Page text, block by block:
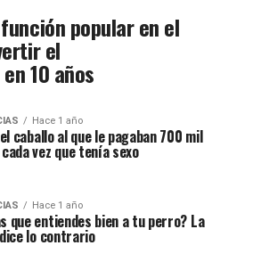
popular en el
el
10 años
Hace 1 año
caballo al que le pagaban 700 mil
vez que tenía sexo
Hace 1 año
que entiendes bien a tu perro? La
lo contrario